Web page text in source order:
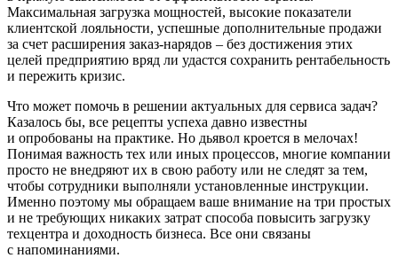
Максимальная загрузка мощностей, высокие показатели
клиентской лояльности, успешные дополнительные продажи
за счет расширения заказ-нарядов – без достижения этих
целей предприятию вряд ли удастся сохранить рентабельность
и пережить кризис.
Что может помочь в решении актуальных для сервиса задач?
Казалось бы, все рецепты успеха давно известны
и опробованы на практике. Но дьявол кроется в мелочах!
Понимая важность тех или иных процессов, многие компании
просто не внедряют их в свою работу или не следят за тем,
чтобы сотрудники выполняли установленные инструкции.
Именно поэтому мы обращаем ваше внимание на три простых
и не требующих никаких затрат способа повысить загрузку
техцентра и доходность бизнеса. Все они связаны
с напоминаниями.